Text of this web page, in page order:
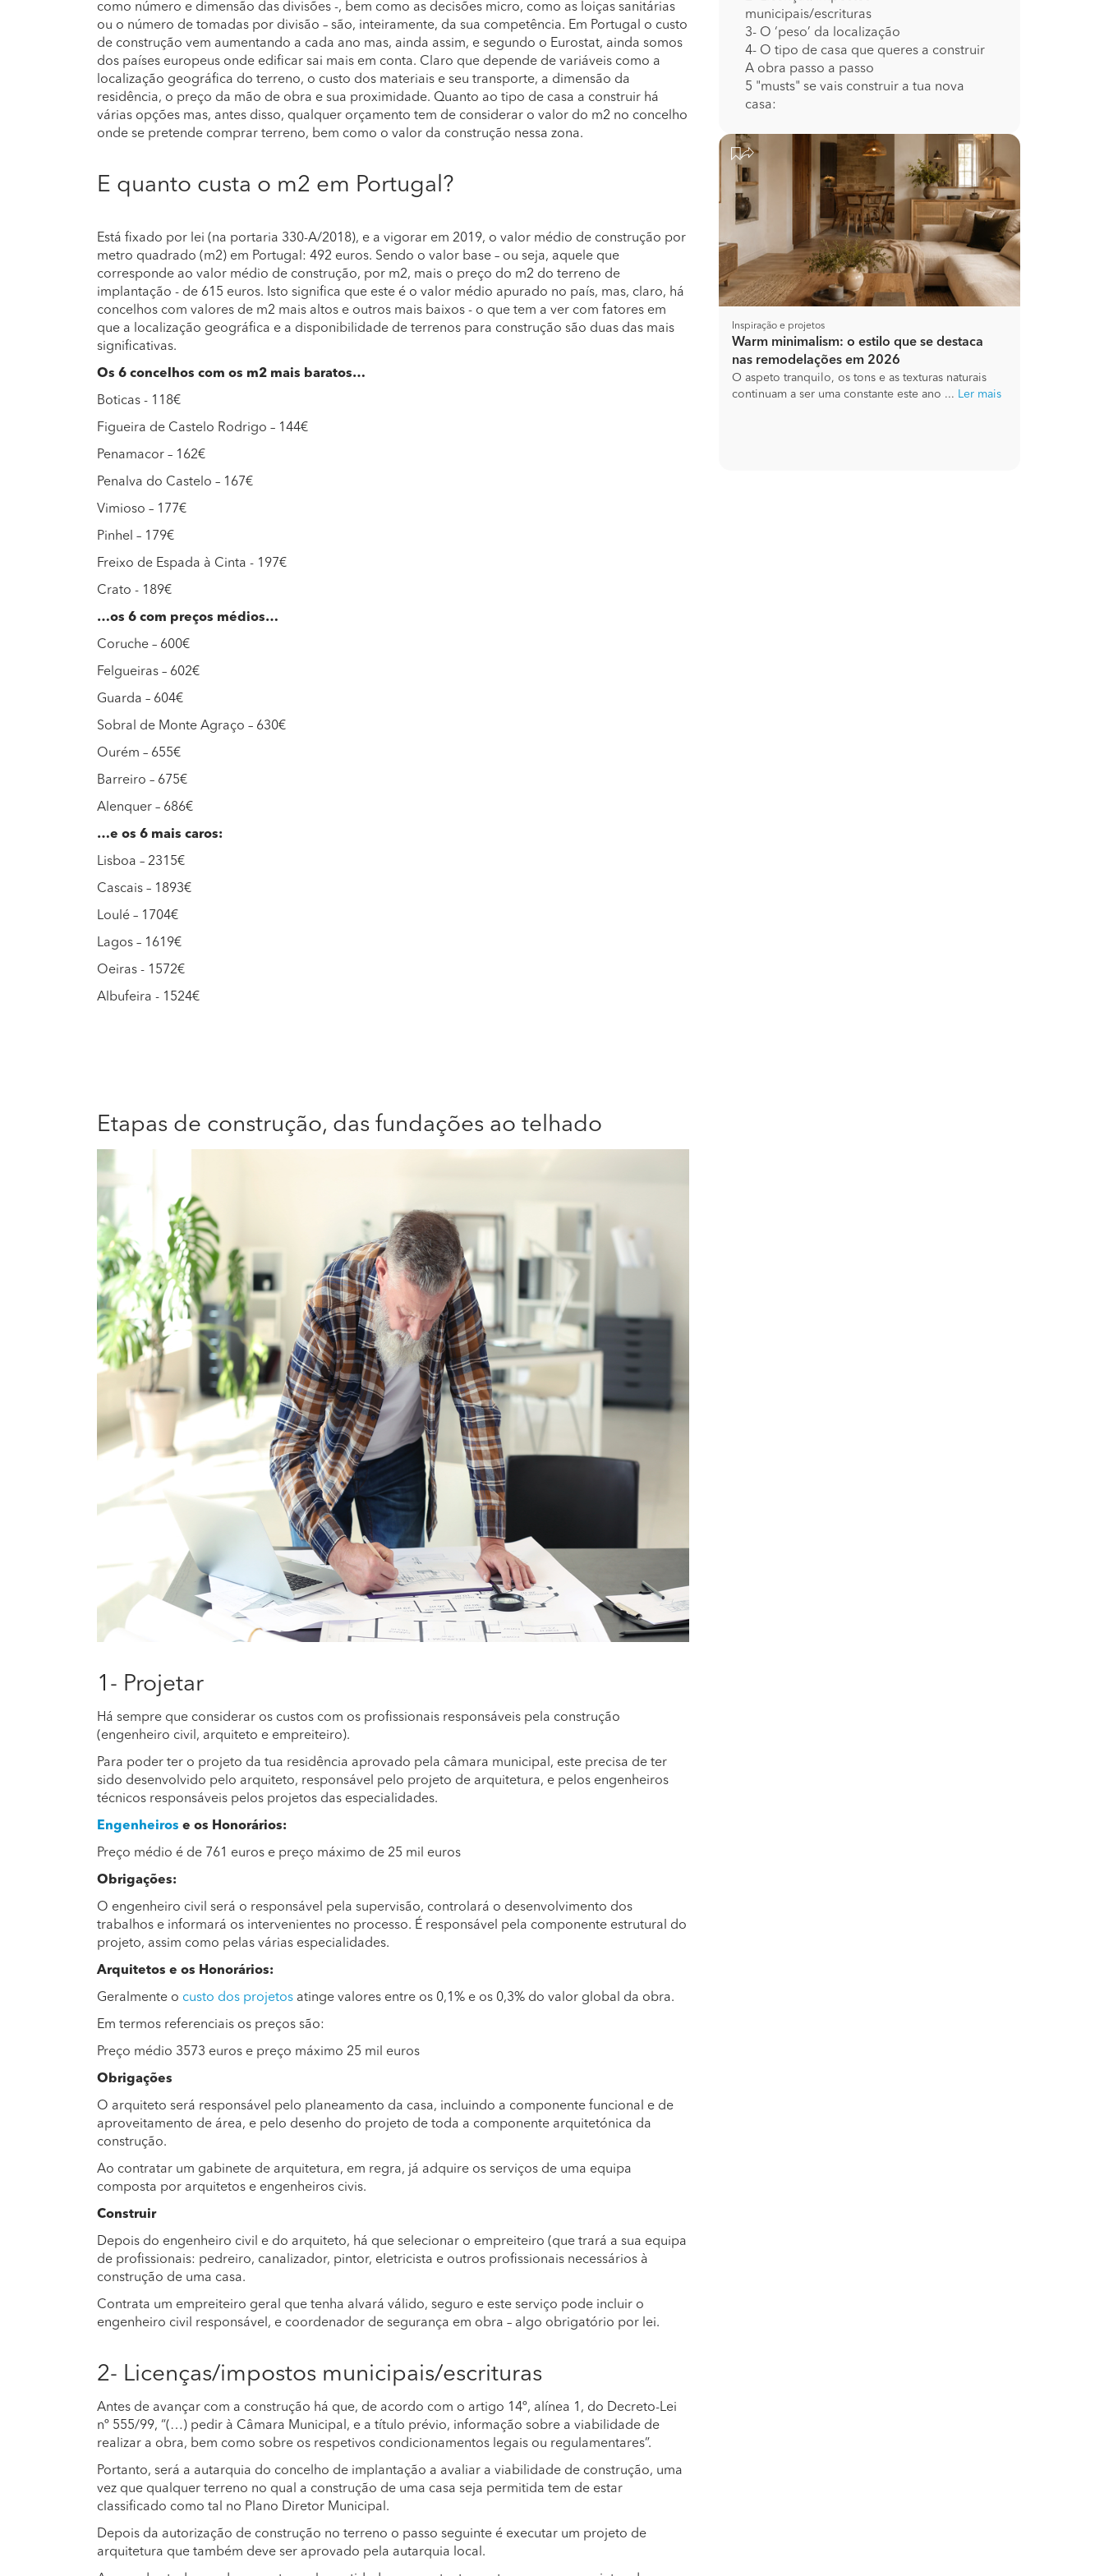
como número e dimensão das divisões -, bem como as decisões micro, como as loiças sanitárias
ou o número de tomadas por divisão – são, inteiramente, da sua competência. Em Portugal o custo
de construção vem aumentando a cada ano mas, ainda assim, e segundo o Eurostat, ainda somos
dos países europeus onde edificar sai mais em conta. Claro que depende de variáveis como a
localização geográfica do terreno, o custo dos materiais e seu transporte, a dimensão da
residência, o preço da mão de obra e sua proximidade. Quanto ao tipo de casa a construir há
várias opções mas, antes disso, qualquer orçamento tem de considerar o valor do m2 no concelho
onde se pretende comprar terreno, bem como o valor da construção nessa zona.
E quanto custa o m2 em Portugal?
Está fixado por lei (na portaria 330-A/2018), e a vigorar em 2019, o valor médio de construção por
metro quadrado (m2) em Portugal: 492 euros. Sendo o valor base – ou seja, aquele que
corresponde ao valor médio de construção, por m2, mais o preço do m2 do terreno de
implantação - de 615 euros. Isto significa que este é o valor médio apurado no país, mas, claro, há
concelhos com valores de m2 mais altos e outros mais baixos - o que tem a ver com fatores em
que a localização geográfica e a disponibilidade de terrenos para construção são duas das mais
significativas.
Os 6 concelhos com os m2 mais baratos…
Boticas - 118€
Figueira de Castelo Rodrigo – 144€
Penamacor – 162€
Penalva do Castelo – 167€
Vimioso – 177€
Pinhel – 179€
Freixo de Espada à Cinta - 197€
Crato - 189€
…os 6 com preços médios…
Coruche – 600€
Felgueiras – 602€
Guarda – 604€
Sobral de Monte Agraço – 630€
Ourém – 655€
Barreiro – 675€
Alenquer – 686€
…e os 6 mais caros:
Lisboa – 2315€
Cascais – 1893€
Loulé – 1704€
Lagos – 1619€
Oeiras - 1572€
Albufeira - 1524€
Etapas de construção, das fundações ao telhado
1- Projetar
Há sempre que considerar os custos com os profissionais responsáveis pela construção
(engenheiro civil, arquiteto e empreiteiro).
Para poder ter o projeto da tua residência aprovado pela câmara municipal, este precisa de ter
sido desenvolvido pelo arquiteto, responsável pelo projeto de arquitetura, e pelos engenheiros
técnicos responsáveis pelos projetos das especialidades.
Engenheiros e os Honorários:
Preço médio é de 761 euros e preço máximo de 25 mil euros
Obrigações:
O engenheiro civil será o responsável pela supervisão, controlará o desenvolvimento dos
trabalhos e informará os intervenientes no processo. É responsável pela componente estrutural do
projeto, assim como pelas várias especialidades.
Arquitetos e os Honorários:
Geralmente o custo dos projetos atinge valores entre os 0,1% e os 0,3% do valor global da obra.
Em termos referenciais os preços são:
Preço médio 3573 euros e preço máximo 25 mil euros
Obrigações
O arquiteto será responsável pelo planeamento da casa, incluindo a componente funcional e de
aproveitamento de área, e pelo desenho do projeto de toda a componente arquitetónica da
construção.
Ao contratar um gabinete de arquitetura, em regra, já adquire os serviços de uma equipa
composta por arquitetos e engenheiros civis.
Construir
Depois do engenheiro civil e do arquiteto, há que selecionar o empreiteiro (que trará a sua equipa
de profissionais: pedreiro, canalizador, pintor, eletricista e outros profissionais necessários à
construção de uma casa.
Contrata um empreiteiro geral que tenha alvará válido, seguro e este serviço pode incluir o
engenheiro civil responsável, e coordenador de segurança em obra – algo obrigatório por lei.
2- Licenças/impostos municipais/escrituras
Antes de avançar com a construção há que, de acordo com o artigo 14º, alínea 1, do Decreto-Lei
nº 555/99, “(…) pedir à Câmara Municipal, e a título prévio, informação sobre a viabilidade de
realizar a obra, bem como sobre os respetivos condicionamentos legais ou regulamentares”.
Portanto, será a autarquia do concelho de implantação a avaliar a viabilidade de construção, uma
vez que qualquer terreno no qual a construção de uma casa seja permitida tem de estar
classificado como tal no Plano Diretor Municipal.
Depois da autorização de construção no terreno o passo seguinte é executar um projeto de
arquitetura que também deve ser aprovado pela autarquia local.
municipais/escrituras
3- O ‘peso’ da localização
4- O tipo de casa que queres a construir
A obra passo a passo
5 "musts" se vais construir a tua nova
casa:
Inspiração e projetos
Warm minimalism: o estilo que se destaca
nas remodelações em 2026
O aspeto tranquilo, os tons e as texturas naturais
continuam a ser uma constante este ano ... Ler mais